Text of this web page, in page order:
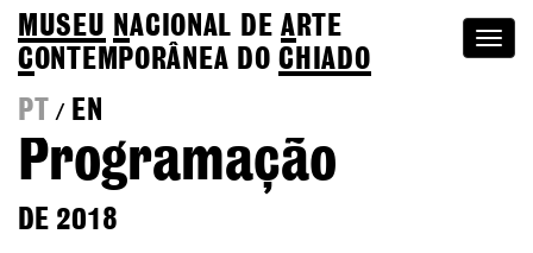
MUSEU NACIONAL DEA RTE
CONTEMPORÂNEA DOCHIADO
PT
/ EN
Programação
DE 2018